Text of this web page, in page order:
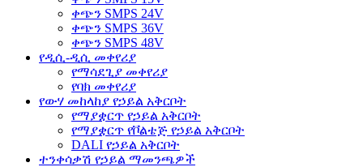
ቀጭን SMPS 24V
ቀጭን SMPS 36V
ቀጭን SMPS 48V
የዲሲ-ዲሲ መቀየሪያ
የማሳደጊያ መቀየሪያ
የባክ መቀየሪያ
የውሃ መከላከያ የኃይል አቅርቦት
የማያቋርጥ የኃይል አቅርቦት
የማያቋርጥ የቮልቴጅ የኃይል አቅርቦት
DALI የኃይል አቅርቦት
ተንቀሳቃሽ የኃይል ማመንጫዎች